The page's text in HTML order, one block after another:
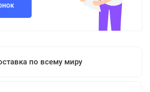
по всему миру